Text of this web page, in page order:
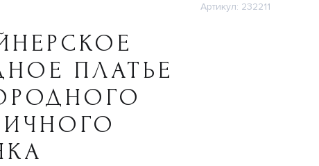
Артикул: 232211
ПЛАТЬЕ